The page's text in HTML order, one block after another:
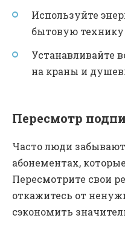
Используйте
бытовую технику
Устанавливайте
на краны и
Пересмотр
Часто люди
абонементах,
Пересмотрите свои
откажитесь от
сэкономить